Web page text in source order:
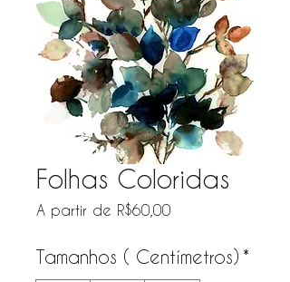
Folhas Coloridas
A partir de R$60,00
Tamanhos ( Centímetros) *